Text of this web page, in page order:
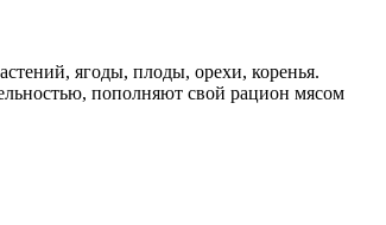
ягоды, плоды, орехи, коренья.
пополняют свой рацион мясом